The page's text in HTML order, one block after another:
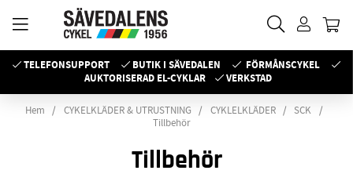
TELEFONSUPPORT BUTIK I SÄVEDALEN
FÖRMÅNSCYKEL
AUKTORISERAD EL-CYKLAR
VERKSTAD
Hem CYKELKLÄDER & UTRUSTNING CYKLELKLÄDER
SCK
Tillbehör
Tillbehör